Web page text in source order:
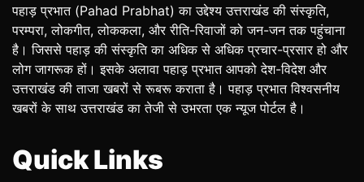
पहाड़ प्रभात (Pahad Prabhat) का उद्देश्य उत्तराखंड की संस्कृति,
परम्परा, लोकगीत, लोककला, और रीति-रिवाजों को जन-जन तक पहुंचाना
है। जिससे पहाड़ की संस्कृति का अधिक से अधिक प्रचार-प्रसार हो और
लोग जागरूक हों। इसके अलावा पहाड़ प्रभात आपको देश-विदेश और
उत्तराखंड की ताजा खबरों से रूबरू कराता है। पहाड़ प्रभात विश्वसनीय
खबरों के साथ उत्तराखंड का तेजी से उभरता एक न्यूज पोर्टल है।
Quick Links